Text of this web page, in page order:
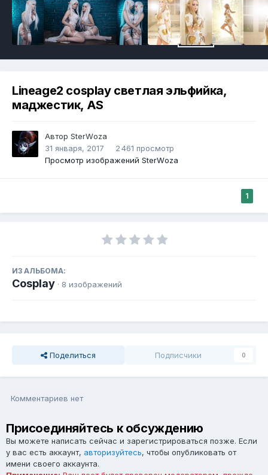
Lineage2 cosplay светлая эльфийка,
маджестик, АS
Автор StеrWоzа
31 января, 2017
2 461 просмотр
Просмотр изображений StеrWоzа
1
ИЗ АЛЬБОМА:
Cosplay · 8 изображений
Поделиться Подписчики 0
Комментариев нет
Присоединяйтесь к обсуждению
Вы можете написать сейчас и зарегистрироваться позже. Если
у вас есть аккаунт, авторизуйтесь, чтобы опубликовать от
имени своего аккаунта.